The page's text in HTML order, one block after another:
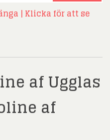
| Klicka för att se
af Ugglas
af